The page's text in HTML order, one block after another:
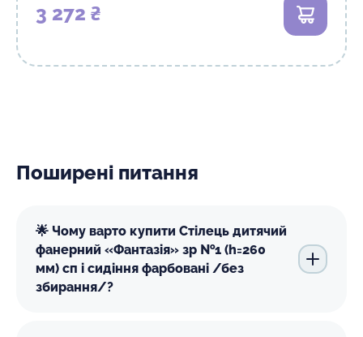
3 272 ₴ В кошик
Поширені питання
🌟 Чому варто купити Стілець дитячий
фанерний «Фантазія» зр №1 (h=260
мм) сп і сидіння фарбовані /без
збирання/?